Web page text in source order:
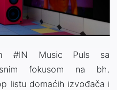
Video
#IN Music Puls sa
fokusom na bh.
listu domaćih izvođača i